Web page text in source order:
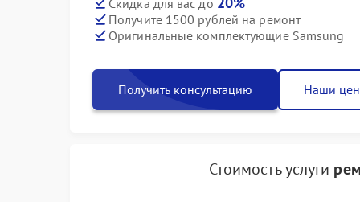
Скидка для вас до
Получите 1500 рублей на ремонт
Оригинальные комплектующие Samsung
Получить консультацию Наши
Стоимость услуги